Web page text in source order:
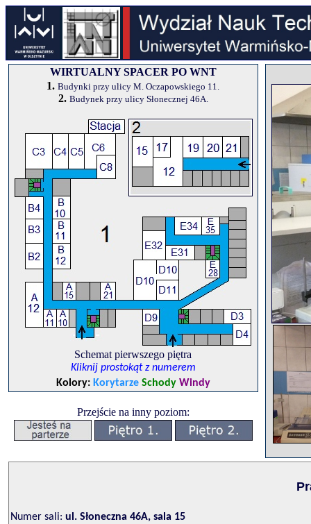
WIRTUALNY SPACER PO WNT
1. Budynki przy ulicy M. Oczapowskiego 11.
2. Budynek przy ulicy Słonecznej 46A.
Schemat pierwszego piętra
Kliknij prostokąt z numerem
Kolory: Korytarze Schody Windy
Przejście na inny poziom:
Numer sali: ul. Słoneczna 46A, sala 15